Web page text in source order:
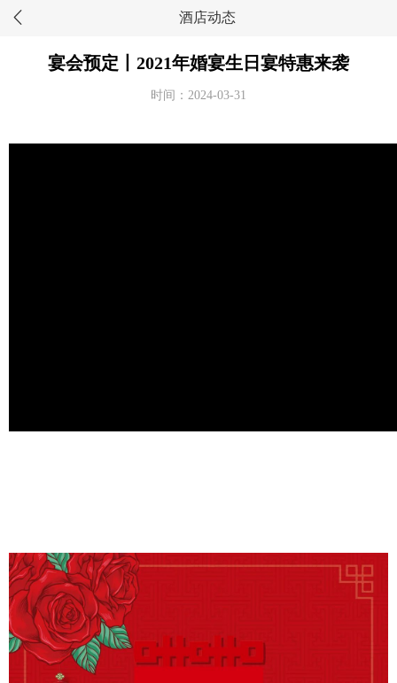
酒店动态
宴会预定丨2021年婚宴生日宴特惠来袭
时间：2024-03-31